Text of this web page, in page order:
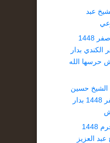
عبد
خطر الرياء في 16 صفر 1448
بدار
حرسها الله
الشيخ حسين
الشراعي في17 صفر 1448 بدار
درجات الجنة 29 محرم 1448
العزيز